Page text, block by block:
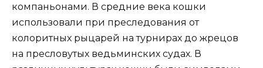
компаньонами. В средние века кошки
использовали при преследования от
колоритных рыцарей на турнирах до жрецов
на пресловутых ведьминских судах. В